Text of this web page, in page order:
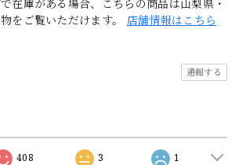
在庫がある場合、こちらの商品は山梨県・
をご覧いただけます。 店舗情報はこちら
通報する
408 3 1